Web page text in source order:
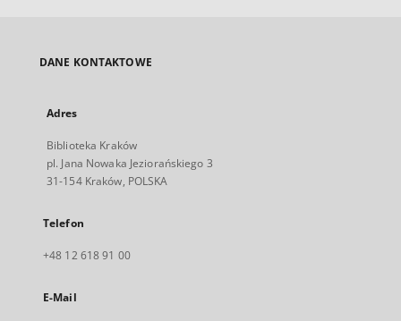
DANE KONTAKTOWE
Adres
Biblioteka Kraków
pl. Jana Nowaka Jeziorańskiego 3
31-154 Kraków, POLSKA
Telefon
+48 12 618 91 00
E-Mail